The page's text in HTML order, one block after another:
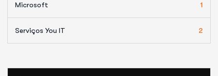
Microsoft 1
Serviços You IT 2